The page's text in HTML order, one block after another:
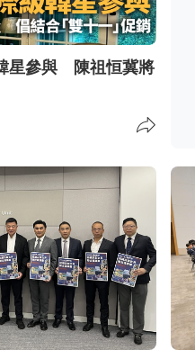
星參與 陳祖恒冀將